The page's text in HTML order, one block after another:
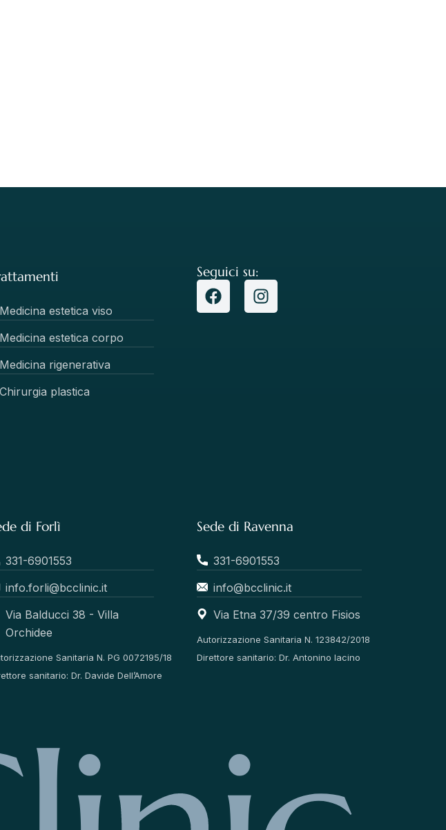
Medicina estetica viso
Medicina estetica corpo
Medicina rigenerativa
Chirurgia plastica
Seguici su:
di Forlì
331-6901553
info.forli@bcclinic.it
Via Balducci 38 - Villa
Orchidee
Sanitaria N. PG 0072195/18
sanitario: Dr. Davide Dell’Amore
Sede di Ravenna
331-6901553
info@bcclinic.it
Via Etna 37/39 centro Fisios
Autorizzazione Sanitaria N. 123842/2018
Direttore sanitario: Dr. Antonino Iacino